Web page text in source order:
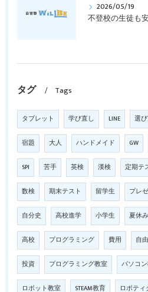
2026/05/19
タグ Tags
タブレット 学び直し LINE 選
宿題 大人 ハンドメイド GW
SPI 苦手 英検 漢検 定期テ
数検 期末テスト 留学生 プレ
自分史 高校進学 小学生 夏休み
高校 プログラミング 費用 自
投資 プログラミング教室 パソコ
ロボット教室 STEAM教育 ロボテ